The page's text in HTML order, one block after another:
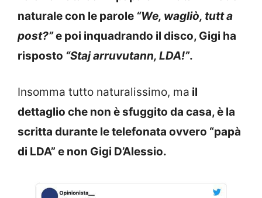
naturale con le parole “We, wagliò, tutt a
post?”e poi inquadrando il disco, Gigi ha
risposto “Staj arruvutann, LDA!”.
Insomma tutto naturalissimo, ma il
dettaglio che non è sfuggito da casa, è la
scritta durante le telefonata ovvero “papà
di LDA” e non Gigi D’Alessio.